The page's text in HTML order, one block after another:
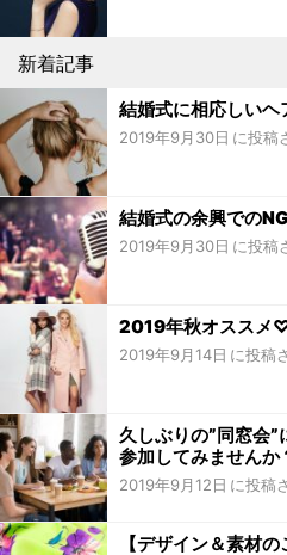
新着記事
結婚式に相応しいヘ
2019年9月30日
結婚式の余興での
2019年9月30日
2019年秋オススメ
2019年9月14日
久しぶりの”同窓会
参加してみませんか
2019年9月12日
【デザイン＆素材